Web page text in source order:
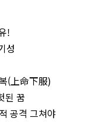
!
성
(上命下服)
된 꿈
공격 그쳐야